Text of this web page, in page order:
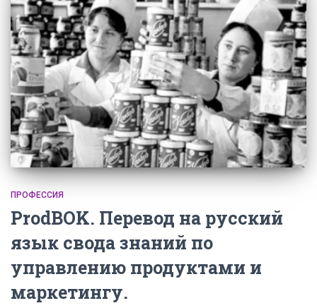
ПРОФЕССИЯ
ProdBOK. Перевод на русский
язык свода знаний по
управлению продуктами и
маркетингу.